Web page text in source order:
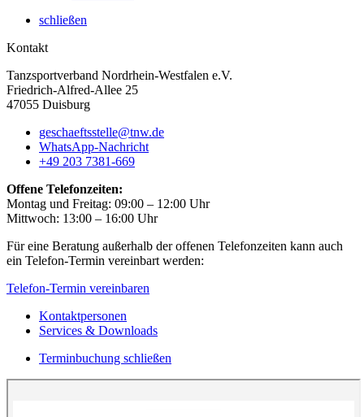
schließen
Kontakt
Tanzsportverband Nordrhein-Westfalen e.V.
Friedrich-Alfred-Allee 25
47055 Duisburg
geschaeftsstelle@tnw.de
WhatsApp-Nachricht
+49 203 7381-669
Offene Telefonzeiten:
Montag und Freitag: 09:00 – 12:00 Uhr
Mittwoch: 13:00 – 16:00 Uhr
Für eine Beratung außerhalb der offenen Telefonzeiten kann auch
ein Telefon-Termin vereinbart werden:
Telefon-Termin vereinbaren
Kontaktpersonen
Services & Downloads
Terminbuchung schließen